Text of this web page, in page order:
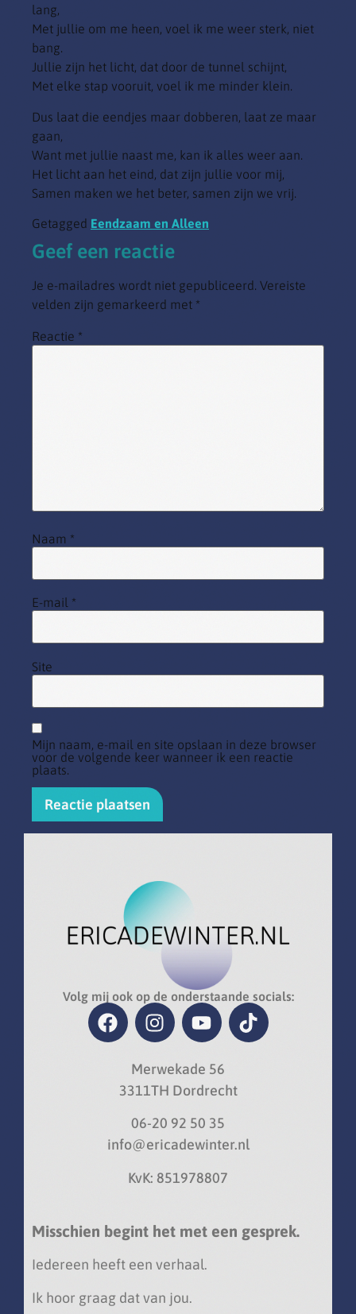
lang,
Met jullie om me heen, voel ik me weer sterk, niet
bang.
Jullie zijn het licht, dat door de tunnel schijnt,
Met elke stap vooruit, voel ik me minder klein.
Dus laat die eendjes maar dobberen, laat ze maar
gaan,
Want met jullie naast me, kan ik alles weer aan.
Het licht aan het eind, dat zijn jullie voor mij,
Samen maken we het beter, samen zijn we vrij.
Getagged Eendzaam en Alleen
Geef een reactie
Je e-mailadres wordt niet gepubliceerd. Vereiste
velden zijn gemarkeerd met *
Reactie *
Naam *
E-mail *
Site
Mijn naam, e-mail en site opslaan in deze browser
voor de volgende keer wanneer ik een reactie
plaats.
Volg mij ook op de onderstaande socials:
Merwekade 56
3311TH Dordrecht
06-20 92 50 35
info@ericadewinter.nl
KvK: 851978807
Misschien begint het met een gesprek.
Iedereen heeft een verhaal.
Ik hoor graag dat van jou.